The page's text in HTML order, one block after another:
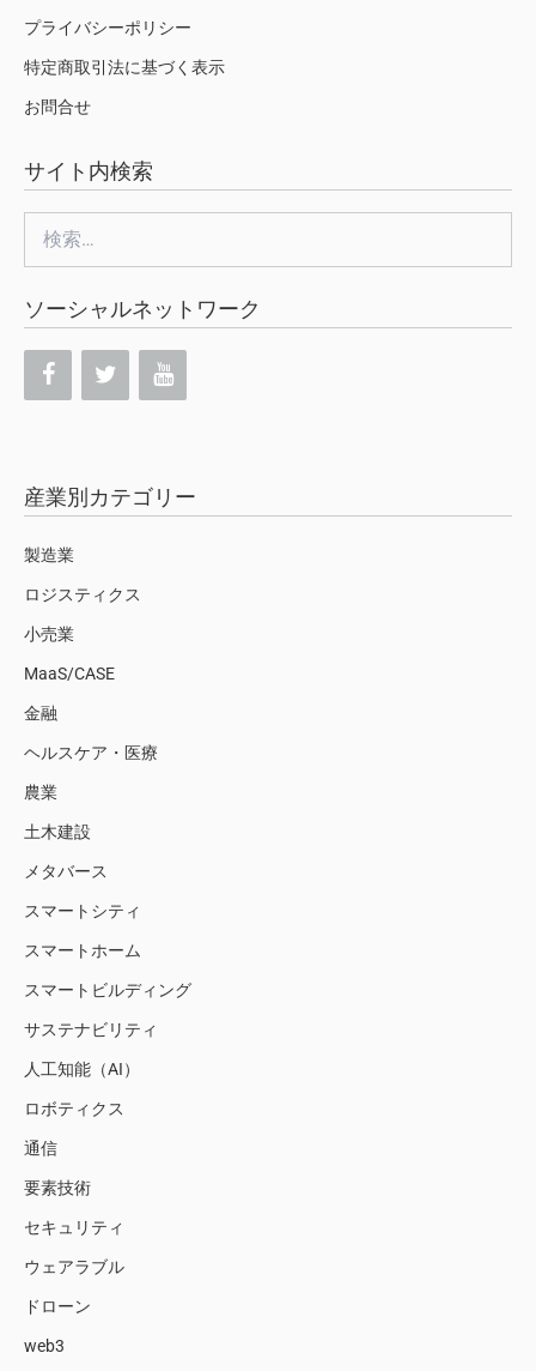
プライバシーポリシー
特定商取引法に基づく表示
お問合せ
サイト内検索
索:
ソーシャルネットワーク
産業別カテゴリー
製造業
ロジスティクス
小売業
MaaS/CASE
金融
ヘルスケア・医療
農業
土木建設
メタバース
スマートシティ
スマートホーム
スマートビルディング
サステナビリティ
人工知能（AI）
ロボティクス
通信
要素技術
セキュリティ
ウェアラブル
ドローン
web3